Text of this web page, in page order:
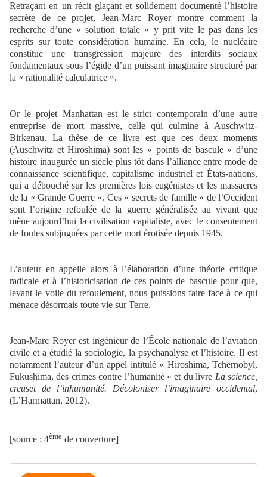
Retraçant en un récit glaçant et solidement documenté l’histoire
secrète de ce projet, Jean-Marc Royer montre comment la
recherche d’une « solution totale » y prit vite le pas dans les
esprits sur toute considération humaine. En cela, le nucléaire
constitue une transgression majeure des interdits sociaux
fondamentaux sous l’égide d’un puissant imaginaire structuré par
la « rationalité calculatrice ».
Or le projet Manhattan est le strict contemporain d’une autre
entreprise de mort massive, celle qui culmine à Auschwitz-
Birkenau. La thèse de ce livre est que ces deux moments
(Auschwitz et Hiroshima) sont les « points de bascule » d’une
histoire inaugurée un siècle plus tôt dans l’alliance entre mode de
connaissance scientifique, capitalisme industriel et États-nations,
qui a débouché sur les premières lois eugénistes et les massacres
de la « Grande Guerre ». Ces « secrets de famille » de l’Occident
sont l’origine refoulée de la guerre généralisée au vivant que
mène aujourd’hui la civilisation capitaliste, avec le consentement
de foules subjuguées par cette mort érotisée depuis 1945.
L’auteur en appelle alors à l’élaboration d’une théorie critique
radicale et à l’historicisation de ces points de bascule pour que,
levant le voile du refoulement, nous puissions faire face à ce qui
menace désormais toute vie sur Terre.
Jean-Marc Royer est ingénieur de l’École nationale de l’aviation
civile et a étudié la sociologie, la psychanalyse et l’histoire. Il est
notamment l’auteur d’un appel intitulé « Hiroshima, Tchernobyl,
Fukushima, des crimes contre l’humanité » et du livre La science,
creuset de l’inhumanité. Décoloniser l’imaginaire occidental,
(L’Harmattan, 2012).
[source : 4ème de couverture]